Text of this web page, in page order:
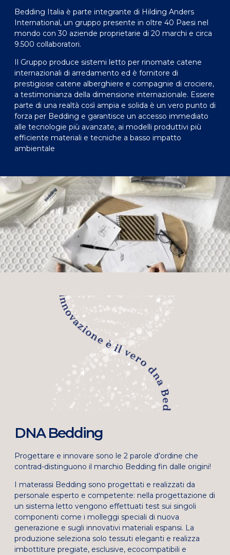
Bedding Italia è parte integrante di Hilding Anders
International, un gruppo presente in oltre 40 Paesi nel
mondo con 30 aziende proprietarie di 20 marchi e circa
9.500 collaboratori.
Il Gruppo produce sistemi letto per rinomate catene
internazionali di arredamento ed è fornitore di
prestigiose catene alberghiere e compagnie di crociere,
a testimonianza della dimensione internazionale. Essere
parte di una realtà così ampia e solida è un vero punto di
forza per Bedding e garantisce un accesso immediato
alle tecnologie più avanzate, ai modelli produttivi più
efficiente materiali e tecniche a basso impatto
ambientale
DNA Bedding
Progettare e innovare sono le 2 parole d’ordine che
contrad-distinguono il marchio Bedding fin dalle origini!
I materassi Bedding sono progettati e realizzati da
personale esperto e competente: nella progettazione di
un sistema letto vengono effettuati test sui singoli
componenti come i molleggi speciali di nuova
generazione e sugli innovativi materiali espansi. La
produzione seleziona solo tessuti eleganti e realizza
imbottiture pregiate, esclusive, ecocompatibili e